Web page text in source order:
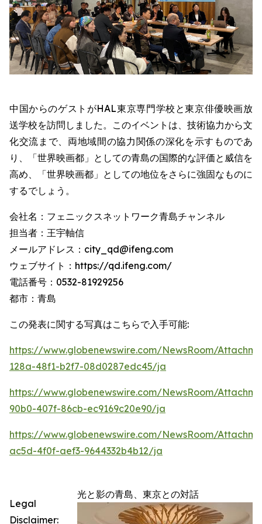
中国からのゲストがHAL東京専門学校と東京俳優映画放
送学校を訪問しました。このイベントは、技術協力から文
化交流まで、両地域間の協力関係の深化を示すものであ
り、「世界映画都」としての青島の国際的な評価と威信を
高め、「世界映画都」としての地位をさらに強固なものに
するでしょう。
会社名：フェニックスネットワーク青島チャンネル
担当者：王宇軸信
メールアドレス：city_qd@ifeng.com
ウェブサイト：https://qd.ifeng.com/
電話番号：0532-81929256
都市：青島
この発表に関する写真はこちらで入手可能:
https://www.globenewswire.com/NewsRoom/
128a-48f1-b2f7-08d0287edc45/ja
https://www.globenewswire.com/NewsRoom/
90b0-407f-86cb-ec9169c20e90/ja
https://www.globenewswire.com/NewsRoom/
ac5d-4f0f-aef3-9644332b4b12/ja
光と影の青島、東京との対話
Legal
Disclaimer: